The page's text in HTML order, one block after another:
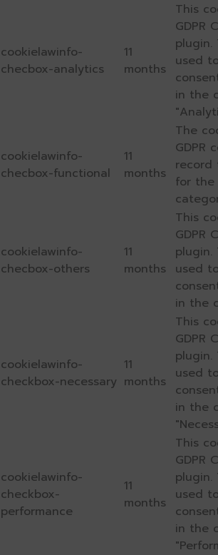
cookielawinfo-
checbox-analytics
11
months
This
GDPR
plugin.
used
in the
cookielawinfo-
checbox-functional
11
months
The
GDPR
record
for the
cookielawinfo-
checbox-others
11
months
This
GDPR
plugin.
used
in the
cookielawinfo-
checkbox-necessary
11
months
This
GDPR
plugin.
used
in the
cookielawinfo-
checkbox-
performance
11
months
This
GDPR
plugin.
used
in the